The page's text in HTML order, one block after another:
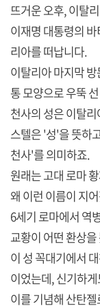
뜨거운 오후, 이탈
이재명 대통령의
리아를 떠납니다.
이탈리아 마지막
통 모양으로 우뚝
천사의 성은 이탈
스텔은 '성'을 뜻하
천사'를 의미하죠.
원래는 고대 로마
왜 이런 이름이 지
6세기 로마에서 역
교황이 어떤 환상
이 성 꼭대기에서
이었는데, 신기하
이를 기념해 산탄